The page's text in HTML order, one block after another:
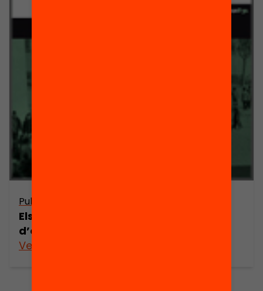
Publicació
Els patis de les escoles: espais
d’oportunitats educatives
Veure’n més